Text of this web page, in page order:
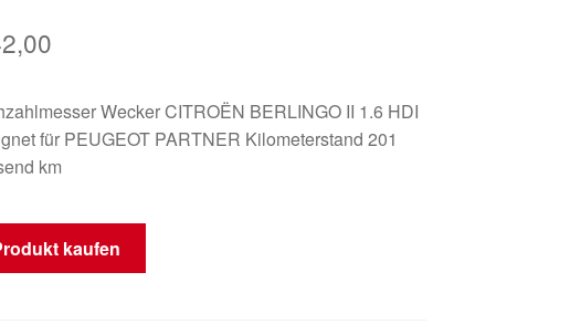
Wecker CITROËN BERLINGO II 1.6 HDI
für PEUGEOT PARTNER Kilometerstand 201
km
kaufen